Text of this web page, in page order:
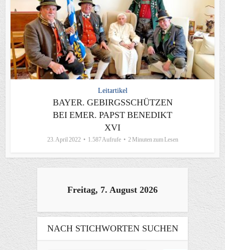
Leitartikel
BAYER. GEBIRGSSCHÜTZEN
BEI EMER. PAPST BENEDIKT
XVI
23. April 2022 1.587 Aufrufe 2 Minuten zum Lesen
Freitag, 7. August 2026
NACH STICHWORTEN SUCHEN